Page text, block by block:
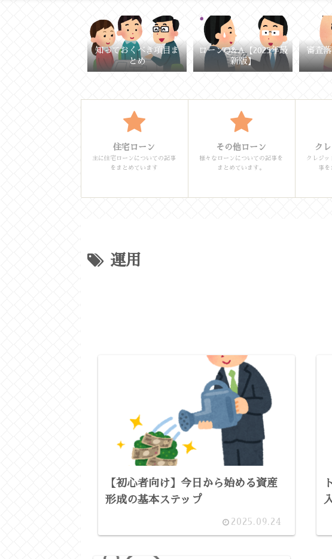
知っておくべき項目ま
とめ
ローンQ&A【2025年最
新版】
審査
住宅ローン
主に住宅ローンについての記事
をまとめています
その他ローン
様々なローンについての記事を
まとめています。
ク
クレジッ
事を
運用
【初心者向け】今日から始める資産
形成の基本ステップ
2025.09.24